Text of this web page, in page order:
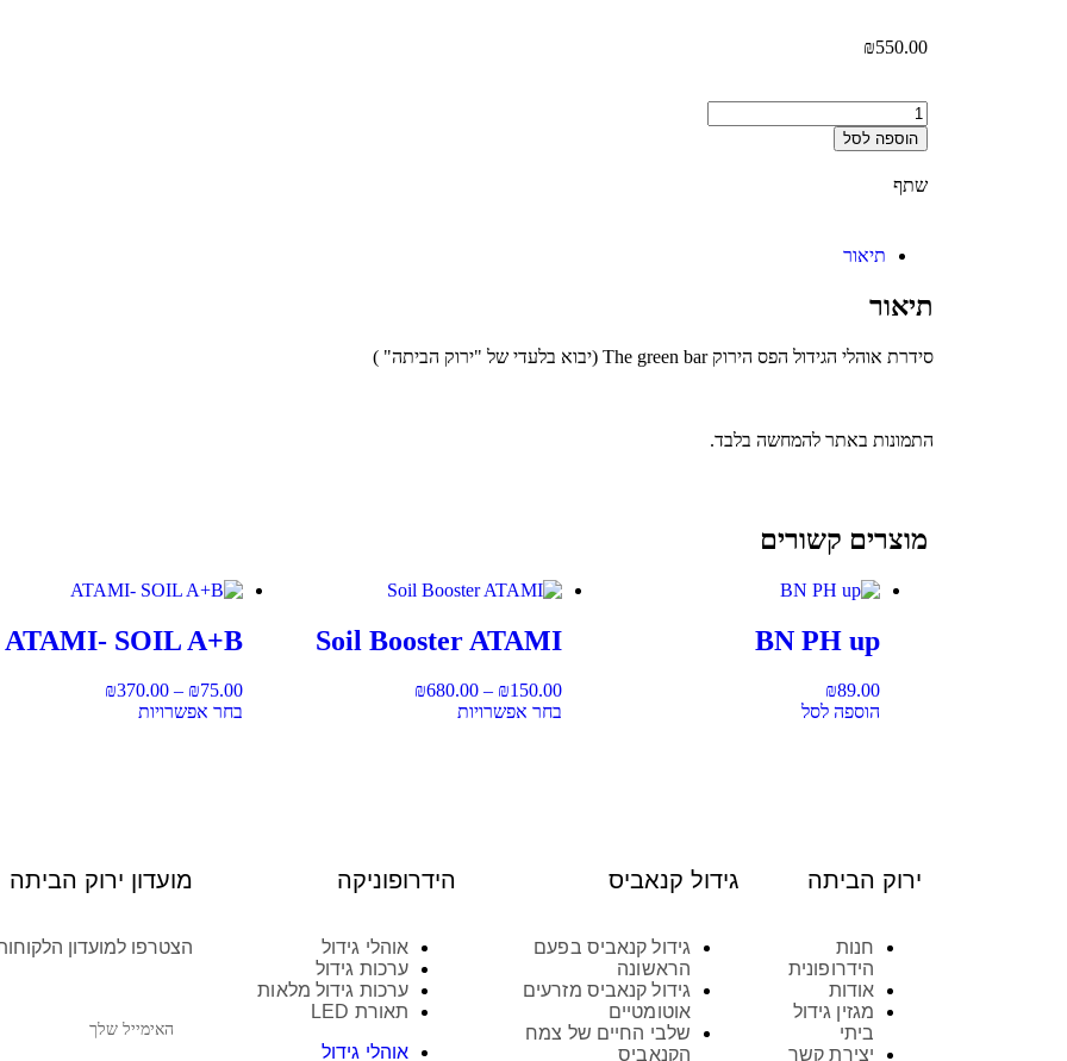
₪550.00
הוספה לסל
שתף
תיאור
תיאור
סידרת אוהלי הגידול הפס הירוק The green bar (יבוא בלעדי של "ירוק הביתה" )
התמונות באתר להמחשה בלבד.
מוצרים קשורים
BN PH up
₪89.00
הוספה לסל
Soil Booster ATAMI
₪150.00
–
₪680.00
בחר אפשרויות
ATAMI- SOIL A+B
₪75.00
–
₪370.00
בחר אפשרויות
ירוק הביתה
חנות
הידרופונית
אודות
מגזין גידול
ביתי
יצירת קשר
גידול קנאביס
גידול קנאביס בפעם
הראשונה
גידול קנאביס מזרעים
אוטומטיים
שלבי החיים של צמח
הקנאביס
הידרופוניקה
אוהלי גידול
ערכות גידול
ערכות גידול מלאות
תאורת LED
אוהלי גידול
מועדון ירוק הביתה
הצטרפו למועדון